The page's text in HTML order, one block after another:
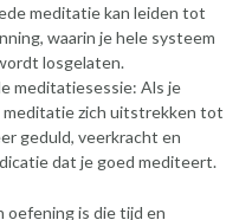
meditatie kan leiden tot
waarin je hele systeem
losgelaten.
meditatiesessie: Als je
meditatie zich uitstrekken tot
geduld, veerkracht en
dat je goed mediteert.
is die tijd en